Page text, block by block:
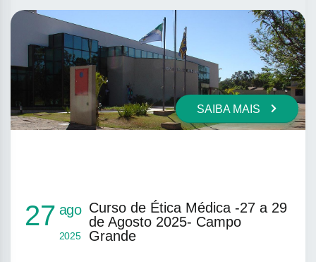
SAIBA MAIS
Curso de Ética Médica -27 a 29
de Agosto 2025- Campo
Grande
27 ago
2025